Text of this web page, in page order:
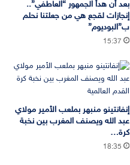
بعد أن هدأ الجمهور “العاطفي”..
إنجازات لقجع هي من جعلتنا نحلم
ب”البوديوم”
15:37
إنفانتينو منبهر بملعب الأمير مولاي
عبد الله ويصنف المغرب بين نخبة
كرة…
18:35